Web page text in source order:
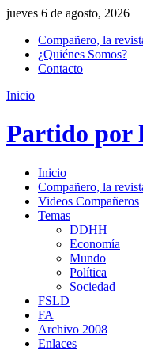
jueves 6 de agosto, 2026
Compañero, la
¿Quiénes Somos?
Contacto
Inicio
Partido por
Inicio
Compañero, la
Videos Compañeros
Temas
DDHH
Economía
Mundo
Política
Sociedad
FSLD
FA
Archivo 2008
Enlaces